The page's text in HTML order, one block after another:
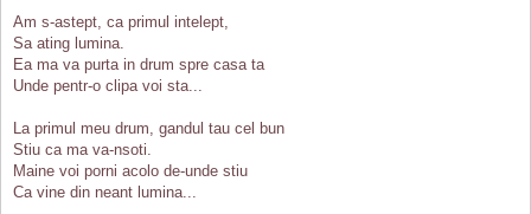
Am s-astept, ca primul intelept,
Sa ating lumina.
Ea ma va purta in drum spre casa ta
Unde pentr-o clipa voi sta...
La primul meu drum, gandul tau cel bun
Stiu ca ma va-nsoti.
Maine voi porni acolo de-unde stiu
Ca vine din neant lumina...